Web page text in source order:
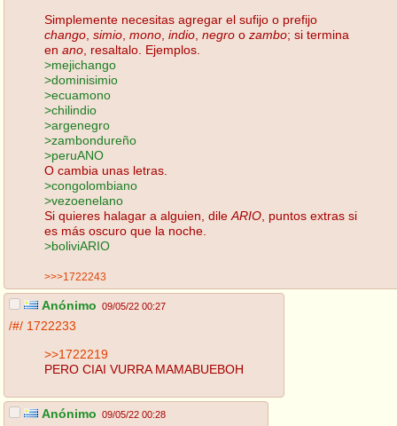
Simplemente necesitas agregar el sufijo o prefijo
chango simio mono indio negro o zambo; si termina
en ano , resaltalo. Ejemplos.
>mejichango
>dominisimio
>ecuamono
>chilindio
>argenegro
>zambondureño
>peruANO
O cambia unas letras.
>congolombiano
>vezoenelano
Si quieres halagar a alguien, dile ARIO , puntos extras si
es más oscuro que la noche.
>boliviARIO
>>>1722243
Anónimo 09/05/22 00:27
/#/ 1722233
>>1722219
PERO CIAI VURRA MAMABUEBOH
Anónimo 09/05/22 00:28